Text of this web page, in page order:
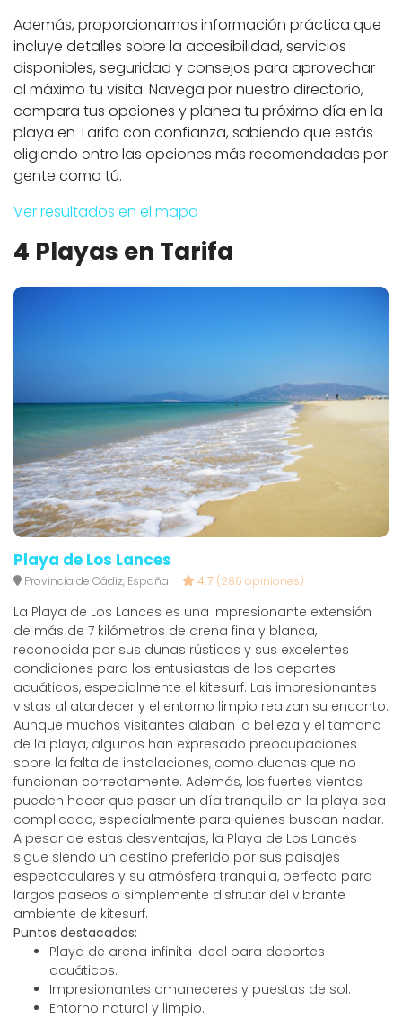
Además, proporcionamos información práctica que
incluye detalles sobre la accesibilidad, servicios
disponibles, seguridad y consejos para aprovechar
al máximo tu visita. Navega por nuestro directorio,
compara tus opciones y planea tu próximo día en la
playa en Tarifa con confianza, sabiendo que estás
eligiendo entre las opciones más recomendadas por
gente como tú.
Ver resultados en el mapa
4 Playas en Tarifa
Playa de Los Lances
Provincia de Cádiz, España 4.7 (286 opiniones)
La Playa de Los Lances es una impresionante extensión
de más de 7 kilómetros de arena fina y blanca,
reconocida por sus dunas rústicas y sus excelentes
condiciones para los entusiastas de los deportes
acuáticos, especialmente el kitesurf. Las impresionantes
vistas al atardecer y el entorno limpio realzan su encanto.
Aunque muchos visitantes alaban la belleza y el tamaño
de la playa, algunos han expresado preocupaciones
sobre la falta de instalaciones, como duchas que no
funcionan correctamente. Además, los fuertes vientos
pueden hacer que pasar un día tranquilo en la playa sea
complicado, especialmente para quienes buscan nadar.
A pesar de estas desventajas, la Playa de Los Lances
sigue siendo un destino preferido por sus paisajes
espectaculares y su atmósfera tranquila, perfecta para
largos paseos o simplemente disfrutar del vibrante
ambiente de kitesurf.
Puntos destacados:
Playa de arena infinita ideal para deportes
acuáticos.
Impresionantes amaneceres y puestas de sol.
Entorno natural y limpio.